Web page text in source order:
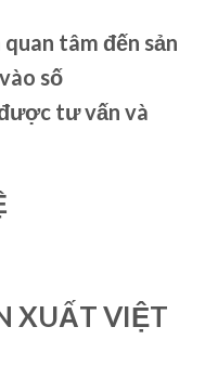
quan tâm đến sản
số
tư vấn và
XUẤT VIỆT